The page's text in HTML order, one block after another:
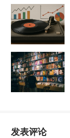
发表评论